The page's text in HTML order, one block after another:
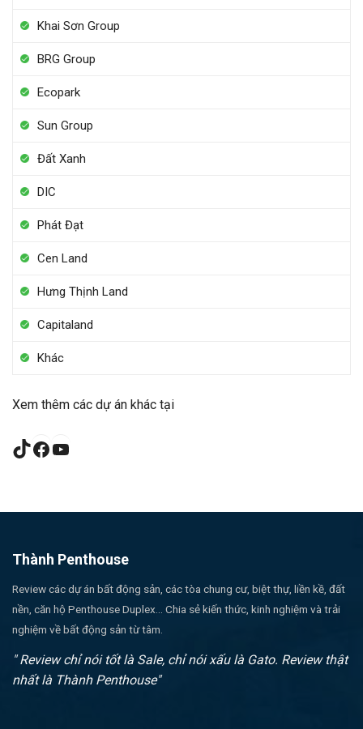
Khai Sơn Group
BRG Group
Ecopark
Sun Group
Đất Xanh
DIC
Phát Đạt
Cen Land
Hưng Thịnh Land
Capitaland
Khác
Xem thêm các dự án khác tại
TikTok
Facebook
Thành Penthouse
Review các dự án bất động sản, các tòa chung cư, biệt thự, liền kề, đất
nền, căn hộ Penthouse Duplex... Chia sẻ kiến thức, kinh nghiệm và trải
nghiệm về bất động sản từ tâm.
" Review chỉ nói tốt là Sale, chỉ nói xấu là Gato. Review thật
nhất là Thành Penthouse"